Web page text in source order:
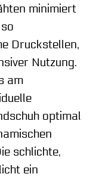
minimiert
Druckstellen,
Nutzung.
am
optimal
schlichte,
ein